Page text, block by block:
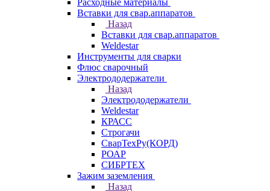
Расходные материалы
Вставки для свар.аппаратов
Назад
Вставки для свар.аппаратов
Weldestar
Инструменты для сварки
Флюс сварочный
Электрододержатели
Назад
Электрододержатели
Weldestar
КРАСС
Строгачи
СварТехРу(КОРД)
РОАР
СИБРТЕХ
Зажим заземления
Назад